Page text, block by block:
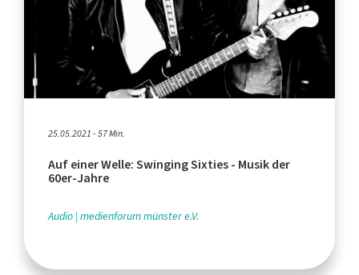
25.05.2021 - 57 Min.
Auf einer Welle: Swinging Sixties - Musik der
60er-Jahre
Audio medienforum münster e.V.